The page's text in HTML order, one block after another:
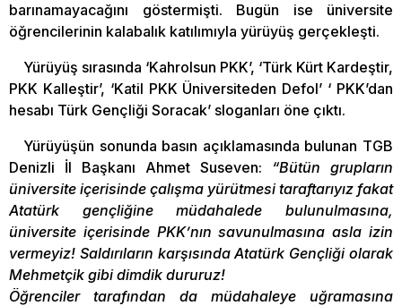
barınamayacağını göstermişti. Bugün ise üniversite
öğrencilerinin kalabalık katılımıyla yürüyüş gerçekleşti.
Yürüyüş sırasında ‘Kahrolsun PKK’, ‘Türk Kürt Kardeştir,
PKK Kalleştir’, ‘Katil PKK Üniversiteden Defol’ ‘ PKK’dan
hesabı Türk Gençliği Soracak’ sloganları öne çıktı.
Yürüyüşün sonunda basın açıklamasında bulunan TGB
Denizli İl Başkanı Ahmet Suseven: “Bütün grupların
üniversite içerisinde çalışma yürütmesi taraftarıyız fakat
Atatürk gençliğine müdahalede bulunulmasına,
üniversite içerisinde PKK’nın savunulmasına asla izin
vermeyiz! Saldırıların karşısında Atatürk Gençliği olarak
Mehmetçik gibi dimdik dururuz!
Öğrenciler tarafından da müdahaleye uğramasına